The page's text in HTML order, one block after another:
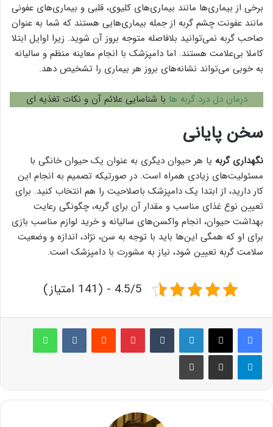
برخی از بیماری‌ها مانند بیماری‌های کلیوی، قلبی و بیماری‌های عفونی
مانند عفونت چشم گربه از جمله بیماری‌هایی هستند که شما به عنوان
صاحب گربه نمی‌توانید بلافاصله متوجه بروز آن شوید. زیرا اوایل ابتلا
کاملا بی‌علامت هستند. اما دامپزشک با انجام معاینه منظم و سالیانه
به خوبی می‌تواند نشانه‌های بروز هر بیماری را تشخیص دهد.
درمان دل درد گربه ها با شناسایی علائم آن و نکات تغذیه ای
سخن پایانی
نگهداری گربه یا هر حیوان دیگری به عنوان یک حیوان خانگی با
مسئولیت‌های زیادی همراه است. در صورتیکه تصمیم به انجام این
کار دارید، از ابتدا یک دامپزشک باصلاحیت را هم انتخاب کنید. برای
تعیین نوع غذای مناسب و مقدار آن برای گربه، چگونگی رعایت
بهداشت حیوان، انجام واکسن‌های سالیانه و خرید لوازم مناسب بازی
برای او که همگی این‌ها باید با توجه به سن، نژاد، اندازه و وضعیت
سلامت گربه تعیین شود، نیاز به مشورت با دامپزشک است.
4.5/5 - (141 امتیاز)
لینکدین ‫تامبلر پینترست‫رددیت ‫VKontakteواتس آپ
تلگرام اشتراک گذاری از طریق ایمیل چاپ